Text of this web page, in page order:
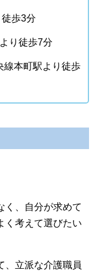
歩3分
り徒歩7分
線本町駅より徒歩
く、自分が求めて
く考えて選びたい
、立派な介護職員